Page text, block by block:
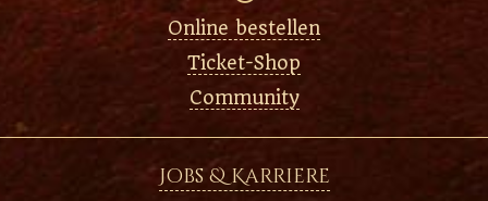
Online bestellen
Ticket-Shop
Community
Jobs & Karriere